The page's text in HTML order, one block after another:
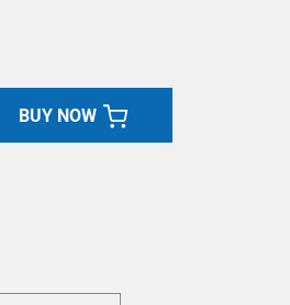
BUY NOW